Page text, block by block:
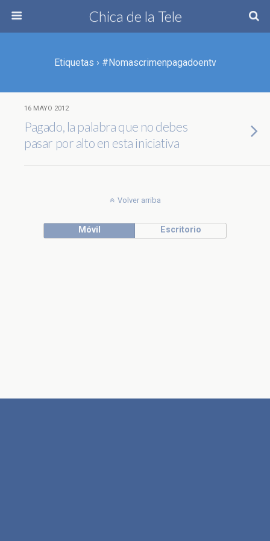
Chica de la Tele
Etiquetas › #nomascrimenpagadoentv
16 MAYO 2012
Pagado, la palabra que no debes
pasar por alto en esta iniciativa
Volver arriba
Móvil Escritorio